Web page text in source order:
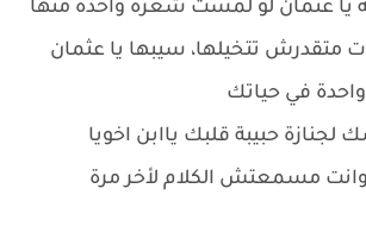
يا عثمان لو لمست شعرة واحدة منها
تتخيلها، سيبها يا عثمان
في حياتك
حبيبة قلبك ياابن اخويا
مسمعتش الكلام لأخر مرة